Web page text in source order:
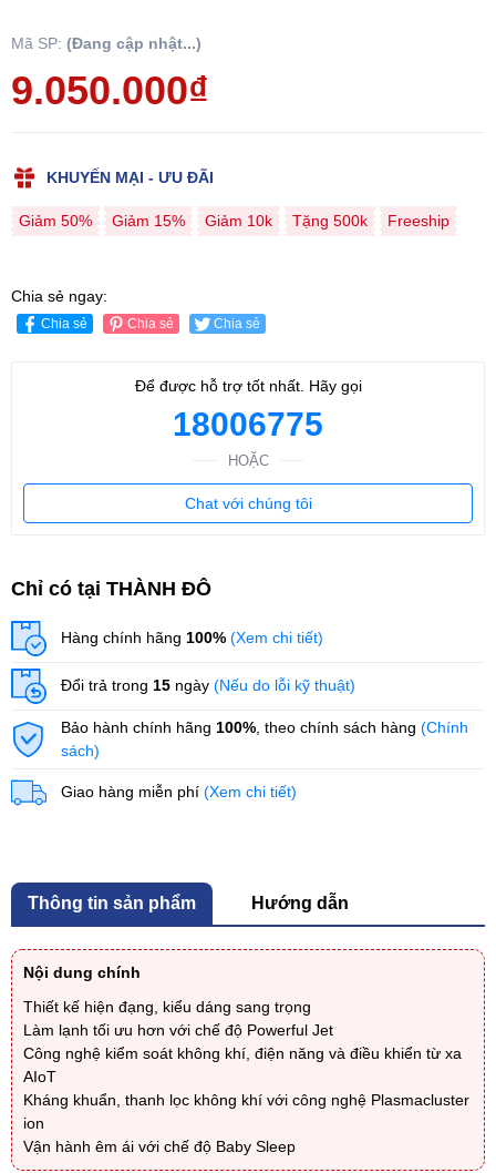
Mã SP: (Đang cập nhật...)
9.050.000₫
KHUYẾN MẠI - ƯU ĐÃI
Giảm 50% Giảm 15% Giảm 10k Tặng 500k Freeship
Chia sẻ ngay:
Chia sẻ Chia sẻ Chia sẻ
Để được hỗ trợ tốt nhất. Hãy gọi
18006775
HOẶC
Chat với chúng tôi
Chỉ có tại THÀNH ĐÔ
Hàng chính hãng 100% (Xem chi tiết)
Đổi trả trong 15 ngày (Nếu do lỗi kỹ thuật)
Bảo hành chính hãng 100% , theo chính sách hàng (Chính
sách)
Giao hàng miễn phí (Xem chi tiết)
Thông tin sản phẩm Hướng dẫn
Nội dung chính
Thiết kế hiện đạng, kiểu dáng sang trọng
Làm lạnh tối ưu hơn với chế độ Powerful Jet
Công nghệ kiểm soát không khí, điện năng và điều khiển từ xa
AIoT
Kháng khuẩn, thanh lọc không khí với công nghệ Plasmacluster
ion
Vận hành êm ái với chế độ Baby Sleep